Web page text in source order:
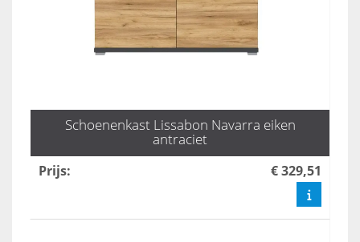
Schoenenkast Lissabon Navarra eiken
antraciet
Prijs: € 329,51